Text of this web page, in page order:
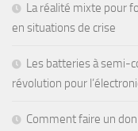
La réalité mixte pour
en situations de crise
Les batteries à semi-
révolution pour
Comment faire un